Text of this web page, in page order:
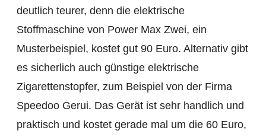
deutlich teurer, denn die elektrische
Stoffmaschine von Power Max Zwei, ein
Musterbeispiel, kostet gut 90 Euro. Alternativ gibt
es sicherlich auch günstige elektrische
Zigarettenstopfer, zum Beispiel von der Firma
Speedoo Gerui. Das Gerät ist sehr handlich und
praktisch und kostet gerade mal um die 60 Euro,